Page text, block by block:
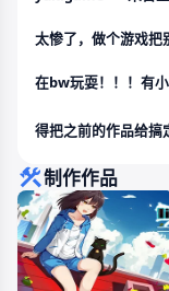
太惨了，做个游戏把
在bw玩耍！！！有小
得把之前的作品给搞
制作作品